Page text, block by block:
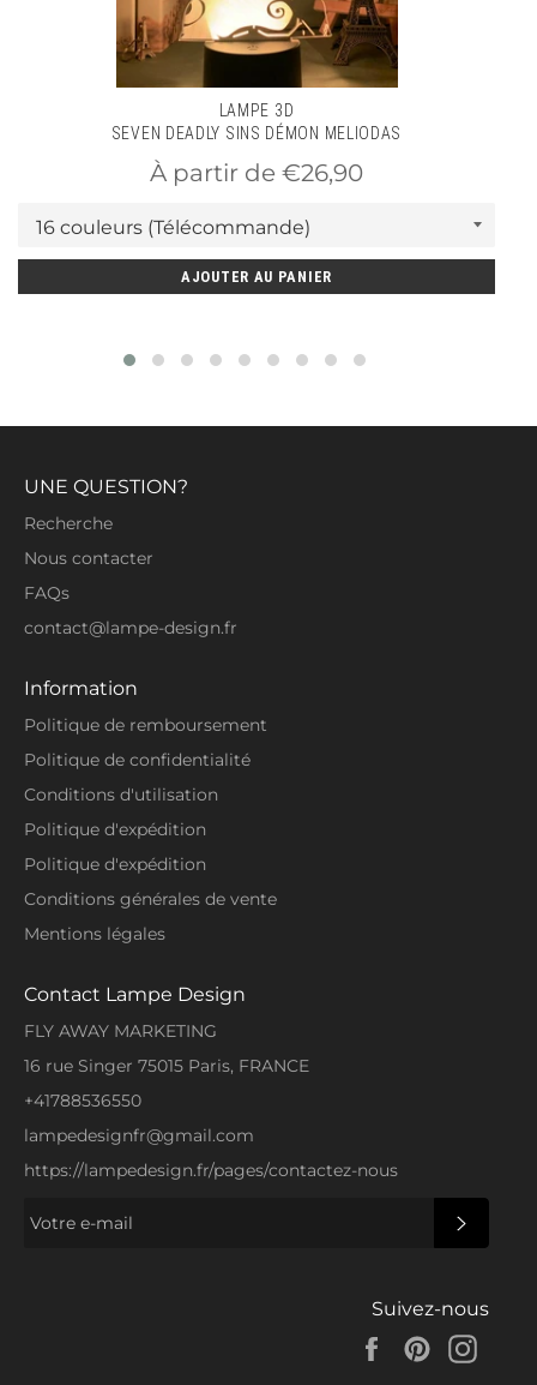
LAMPE 3D
SEVEN DEADLY SINS DÉMON MELIODAS
À partir de €26,90
AJOUTER AU PANIER
UNE QUESTION?
Recherche
Nous contacter
FAQs
contact@lampe-design.fr
Information
Politique de remboursement
Politique de confidentialité
Conditions d'utilisation
Politique d'expédition
Politique d'expédition
Conditions générales de vente
Mentions légales
Contact Lampe Design
FLY AWAY MARKETING
16 rue Singer 75015 Paris, FRANCE
+41788536550
lampedesignfr@gmail.com
https://lampedesign.fr/pages/contactez-nous
Suivez-nous
FacebookPinterest